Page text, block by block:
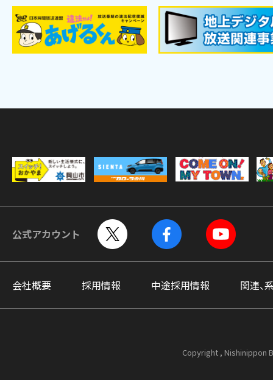
公式アカウント
会社概要 採用情報 中途採用情報 関連、
Copyright , Nishinippon